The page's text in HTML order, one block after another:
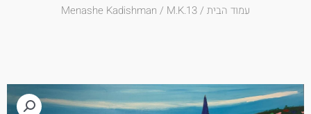
עמוד הבית/
Menashe Kadishman/ M.K.13